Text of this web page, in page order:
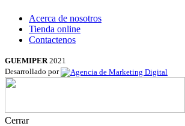
Acerca de nosotros
Tienda online
Contactenos
GUEMIPER 2021
Desarrollado por
Cerrar